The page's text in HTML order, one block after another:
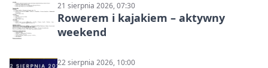
21 sierpnia 2026, 07:30
Rowerem i kajakiem – aktywny
weekend
22 sierpnia 2026, 10:00